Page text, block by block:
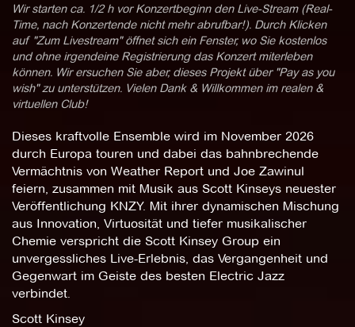
Wir starten ca. 1/2 h vor Konzertbeginn den Live-Stream (Real-
Time, nach Konzertende nicht mehr abrufbar!). Durch Klicken
auf "Zum Livestream" öffnet sich ein Fenster, wo Sie kostenlos
und ohne irgendeine Registrierung das Konzert miterleben
können. Wir ersuchen Sie aber, dieses Projekt über "Pay as you
wish" zu unterstützen. Vielen Dank & Willkommen im realen &
virtuellen Club!
Dieses kraftvolle Ensemble wird im November 2026
durch Europa touren und dabei das bahnbrechende
Vermächtnis von Weather Report und Joe Zawinul
feiern, zusammen mit Musik aus Scott Kinseys neuester
Veröffentlichung KNZY. Mit ihrer dynamischen Mischung
aus Innovation, Virtuosität und tiefer musikalischer
Chemie verspricht die Scott Kinsey Group ein
unvergessliches Live-Erlebnis, das Vergangenheit und
Gegenwart im Geiste des besten Electric Jazz
verbindet.
Scott Kinsey